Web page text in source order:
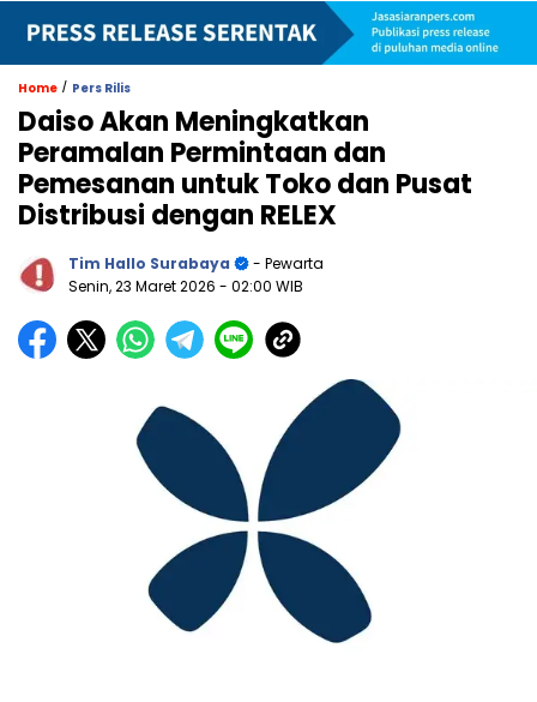
Home / Pers Rilis
Daiso Akan Meningkatkan
Peramalan Permintaan dan
Pemesanan untuk Toko dan Pusat
Distribusi dengan RELEX
Tim Hallo Surabaya
- Pewarta
Senin, 23 Maret 2026 - 02:00 WIB